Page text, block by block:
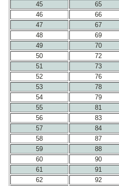
45
65
46
66
47
67
48
69
49
70
50
72
51
73
52
76
53
78
54
79
55
81
56
83
57
84
58
87
59
88
60
90
61
91
62
92